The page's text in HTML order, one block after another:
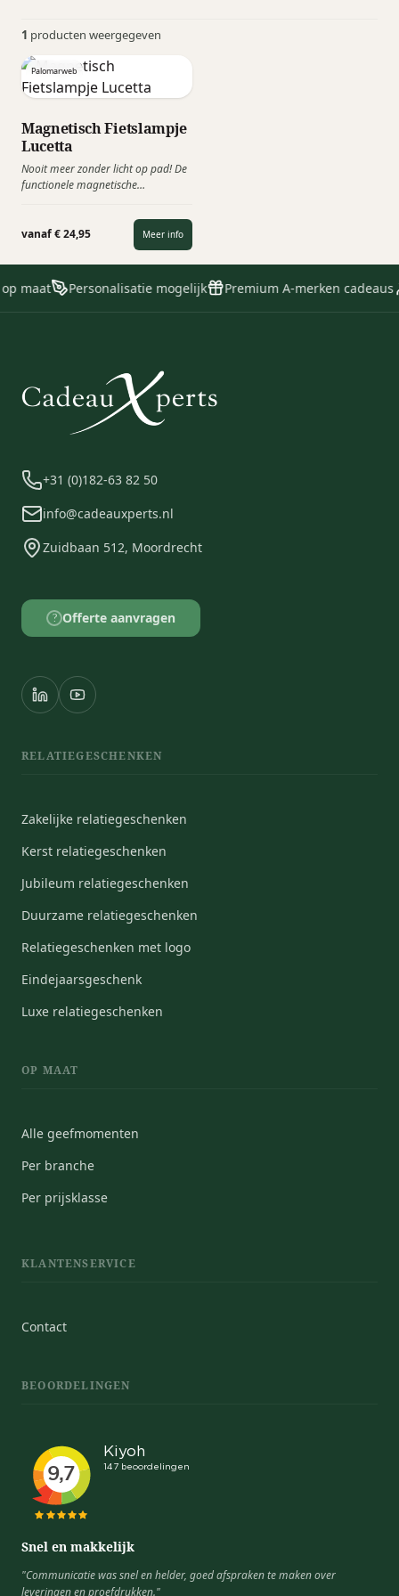
1 producten weergegeven
Palomarweb
Magnetisch Fietslampje
Lucetta
Nooit meer zonder licht op pad! De
functionele magnetische
Italiaanse Palomar zijn eenvoudig
te bevestigen en te verwijderen.
vanaf € 24,95 Meer info
maat Personalisatie mogelijk Premium A-merken cadeaus
+31 (0)182-63 82 50
info@cadeauxperts.nl
Zuidbaan 512, Moordrecht
? Offerte aanvragen
RELATIEGESCHENKEN
Zakelijke relatiegeschenken
Kerst relatiegeschenken
Jubileum relatiegeschenken
Duurzame relatiegeschenken
Relatiegeschenken met logo
Eindejaarsgeschenk
Luxe relatiegeschenken
OP MAAT
Alle geefmomenten
Per branche
Per prijsklasse
KLANTENSERVICE
Contact
BEOORDELINGEN
Snel en makkelijk
"Communicatie was snel en helder, goed afspraken te maken over
leveringen en proefdrukken."